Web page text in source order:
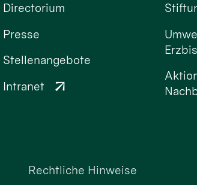
Directorium
Presse
Stellenangebote
Intranet
Rechtliche Hinweise